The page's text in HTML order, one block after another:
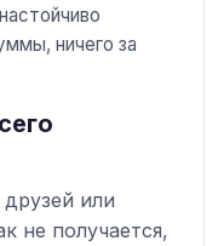
ничего за
или
не получается,